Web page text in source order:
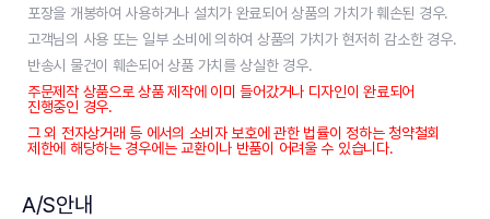
포장을 개봉하여 사용하거나 설치가 완료되어 상품의 가치가 훼손된 경우.
고객님의 사용 또는 일부 소비에 의하여 상품의 가치가 현저히 감소한 경우.
반송시 물건이 훼손되어 상품 가치를 상실한 경우.
주문제작 상품으로 상품 제작에 이미 들어갔거나 디자인이 완료되어
진행중인 경우.
그 외 전자상거래 등 에서의 소비자 보호에 관한 법률이 정하는 청약철회
제한에 해당하는 경우에는 교환이나 반품이 어려울 수 있습니다.
A/S안내